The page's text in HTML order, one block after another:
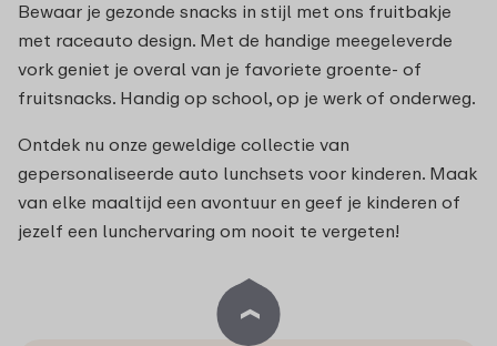
Bewaar je gezonde snacks in stijl met ons fruitbakje
met raceauto design. Met de handige meegeleverde
vork geniet je overal van je favoriete groente- of
fruitsnacks. Handig op school, op je werk of onderweg.
Ontdek nu onze geweldige collectie van
gepersonaliseerde auto lunchsets voor kinderen. Maak
van elke maaltijd een avontuur en geef je kinderen of
jezelf een lunchervaring om nooit te vergeten!